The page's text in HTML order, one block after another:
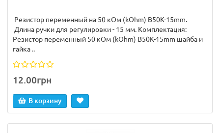
Резистор переменный на 50 кОм (kOhm) B50K-15mm.
Длина ручки для регулировки - 15 мм. Комплектация:
Резистор переменный 50 кОм (kOhm) B50K-15mm шайба и
гайка ..
12.00грн
В корзину